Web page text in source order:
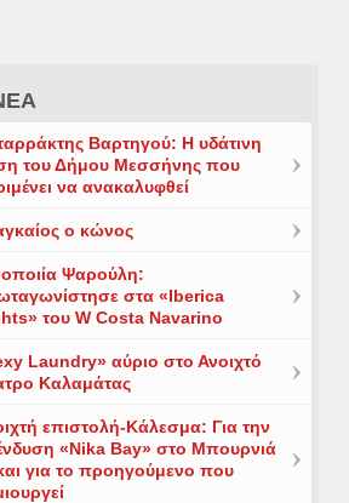
Βαρτηγού: Η υδάτινη
του Δήμου Μεσσήνης που
να ανακαλυφθεί
ο κώνος
Ψαρούλη:
στα «Iberica
του W Costa Navarino
Laundry» αύριο στο Ανοιχτό
Καλαμάτας
επιστολή-Κάλεσμα: Για την
«Nika Bay» στο Μπουρνιά
για το προηγούμενο που